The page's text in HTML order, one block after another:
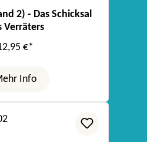
2) - Das Schicksal
Verräters
€*
Info